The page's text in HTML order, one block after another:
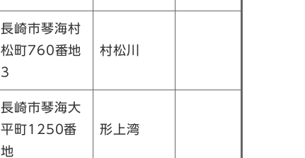
長崎市琴海村
松町760番地
3
村松川
長崎市琴海大
平町1250番
地
形上湾